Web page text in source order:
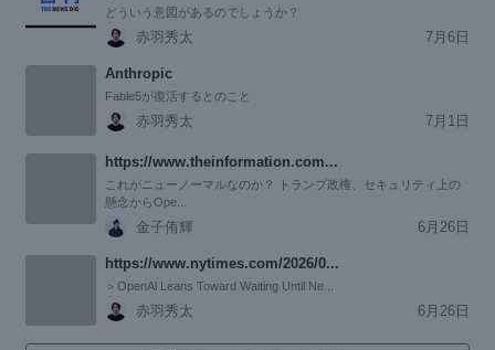
どういう意図があるのでしょうか？
赤羽秀太 7月6日
Anthropic
Fable5が復活するとのこと
赤羽秀太 7月1日
https://www.theinformation.com...
これがニューノーマルなのか？ トランプ政権、セキュリティ上の
懸念からOpe...
金子侑輝 6月26日
https://www.nytimes.com/2026/0...
＞OpenAl Leans Toward Waiting Until Ne...
赤羽秀太 6月26日